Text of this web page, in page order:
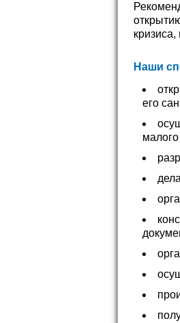
Наши
его